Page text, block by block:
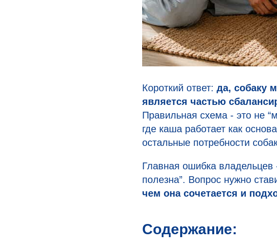
Короткий ответ: да, собаку
является частью
Правильная схема - это не
где каша работает как
остальные потребности
Главная ошибка
полезна”. Вопрос нужно
чем она сочетается и
Содержание: